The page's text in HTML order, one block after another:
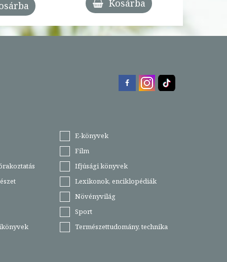
Kosárba
E-könyvek
Film
Ifjúsági könyvek
Lexikonok, enciklopédiák
Növényvilág
Sport
Természettudomány, technika